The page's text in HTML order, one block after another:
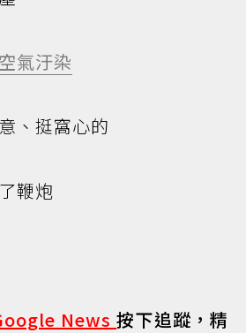
空氣汙染
、挺窩心的
鞭炮
News按下追蹤，精